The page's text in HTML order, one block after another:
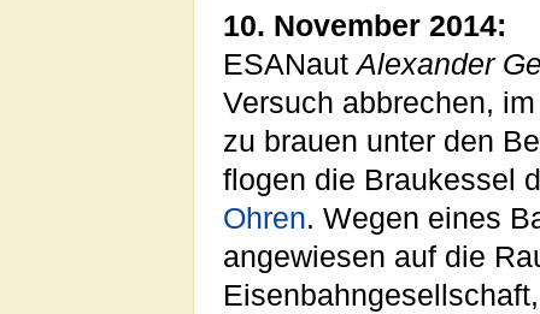
10. November 2014:
ESANautAlexander
Versuch abbrechen,
zu brauen unter den
flogen die Braukessel
Ohren. Wegen eines
angewiesen auf die